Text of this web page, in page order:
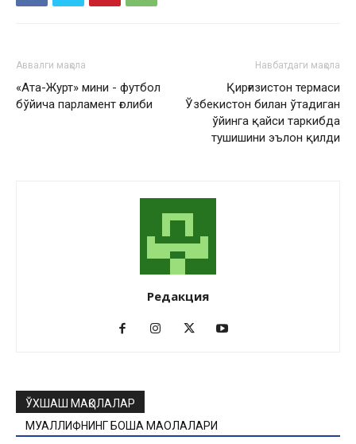
Аввалги мақола
«Ата-Журт» мини - футбол
бўйича парламент ғолиби
Навбатдаги мақола
Қирғизистон термаси
Ўзбекистон билан ўтадиган
ўйинга қайси таркибда
тушишини эълон қилди
Редакция
ЎХШАШ МАҚОЛАЛАР
МУАЛЛИФНИНГ БОШҚА МАҚОЛАЛАРИ